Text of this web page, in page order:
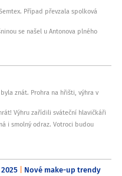
Případ převzala spolková
se našel u Antonova plného
znát. Prohra na hřišti, výhra v
Výhru zařídili sváteční hlavičkáři
i smolný odraz. Votroci budou
Nové make-up trendy